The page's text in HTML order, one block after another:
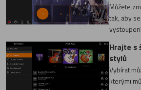
Můžete
tak, aby
Hrajte s
stylů
Vybírat
kterými